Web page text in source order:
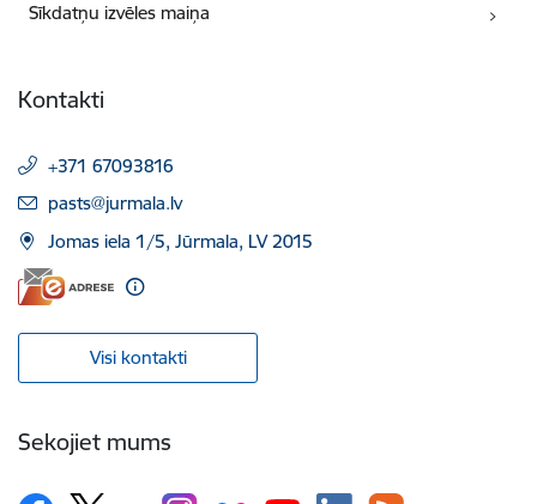
Sīkdatņu izvēles maiņa
Kontakti
+371 67093816
E-pasts:
pasts@jurmala.lv
Jomas iela 1/5, Jūrmala, LV 2015
Visi kontakti
Sekojiet mums